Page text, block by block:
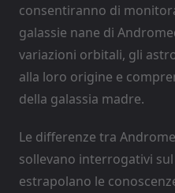
consentiranno di
galassie nane di
variazioni orbitali, gli
alla loro origine e
della galassia madre.
Le differenze tra
sollevano interrogativi
estrapolano le